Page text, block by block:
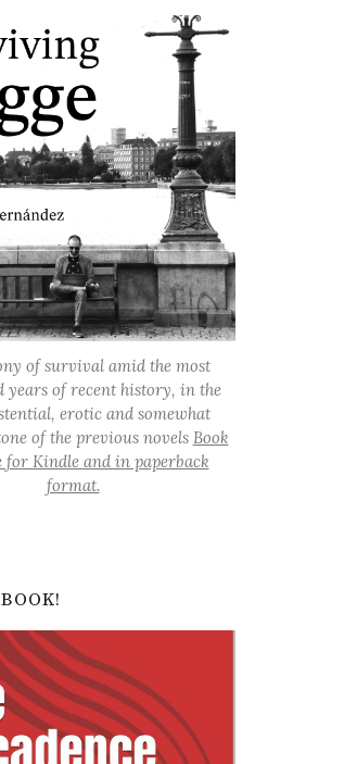
of survival amid the most
years of recent history, in the
erotic and somewhat
of the previous novels Book
for Kindle and in paperback
format.